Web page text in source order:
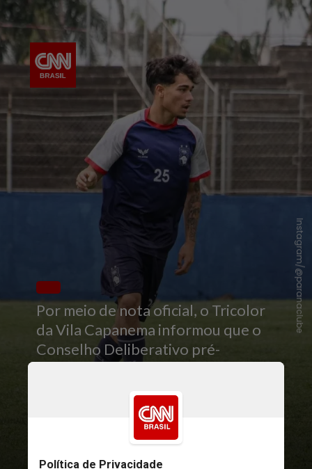
Por meio de nota oficial, o Tricolor
da Vila Capanema informou que o
Conselho Deliberativo pré-
Instagram/@paranaclube